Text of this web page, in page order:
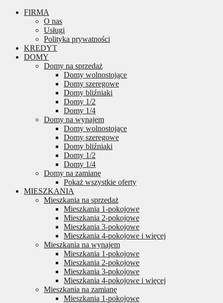
FIRMA
O nas
Usługi
Polityka prywatności
KREDYT
DOMY
Domy na sprzedaż
Domy wolnostojące
Domy szeregowe
Domy bliźniaki
Domy 1/2
Domy 1/4
Domy na wynajem
Domy wolnostojące
Domy szeregowe
Domy bliźniaki
Domy 1/2
Domy 1/4
Domy na zamianę
Pokaż wszystkie oferty
MIESZKANIA
Mieszkania na sprzedaż
Mieszkania 1-pokojowe
Mieszkania 2-pokojowe
Mieszkania 3-pokojowe
Mieszkania 4-pokojowe i więcej
Mieszkania na wynajem
Mieszkania 1-pokojowe
Mieszkania 2-pokojowe
Mieszkania 3-pokojowe
Mieszkania 4-pokojowe i więcej
Mieszkania na zamianę
Mieszkania 1-pokojowe